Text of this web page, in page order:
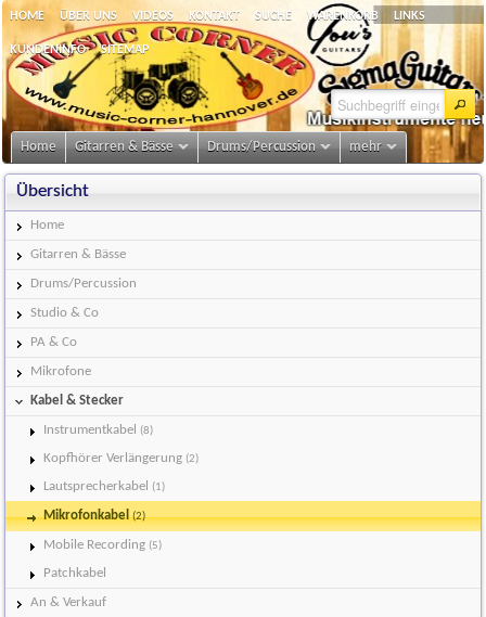
HOME ÜBER UNS VIDEOS KONTAKT SUCHE WARENKORB LINKS
KUNDENINFO SITEMAP
Home Gitarren & Bässe Drums/Percussion mehr
Übersicht
Home
Gitarren & Bässe
Drums/Percussion
Studio & Co
PA & Co
Mikrofone
Kabel & Stecker
Instrumentkabel (8)
Kopfhörer Verlängerung (2)
Lautsprecherkabel (1)
Mikrofonkabel(2)
Mobile Recording (5)
Patchkabel
An & Verkauf